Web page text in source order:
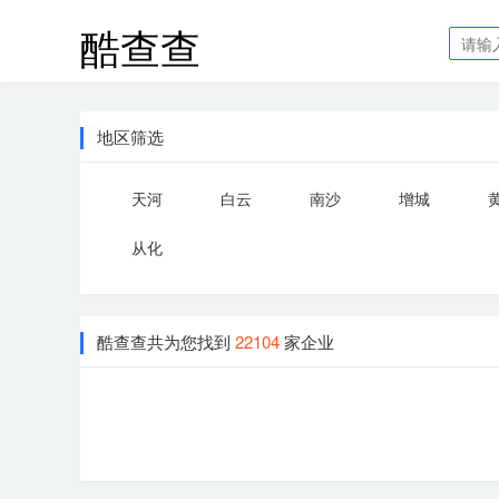
酷查查
地区筛选
天河 白云 南沙 增城
从化
酷查查共为您找到 22104家企业